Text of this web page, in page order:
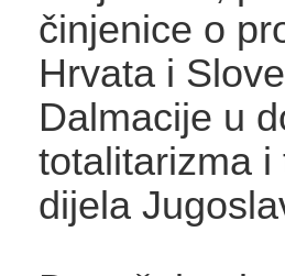
činjenice o
Hrvata i
Dalmacije u
totalitarizma
dijela